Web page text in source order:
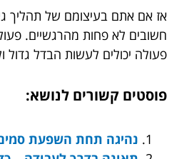
אז אם אתם בעיצומם של תהליך
חשובים לא פחות מהרגשיים.
פעולה יכולים לעשות הבדל גדול
פוסטים קשורים לנושא:
נהיגה תחת השפעת